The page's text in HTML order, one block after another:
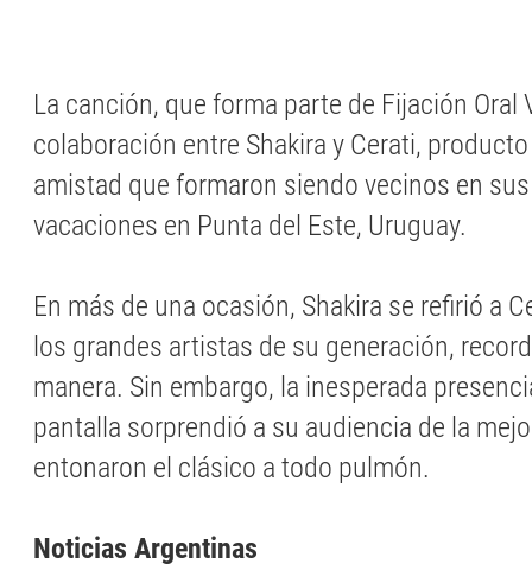
La canción, que forma parte de Fijación Oral
colaboración entre Shakira y Cerati,
amistad que formaron siendo vecinos en
vacaciones en Punta del Este, Uruguay.
En más de una ocasión, Shakira se refirió a
los grandes artistas de su generación,
manera. Sin embargo, la inesperada
pantalla sorprendió a su audiencia de la
entonaron el clásico a todo pulmón.
Noticias Argentinas